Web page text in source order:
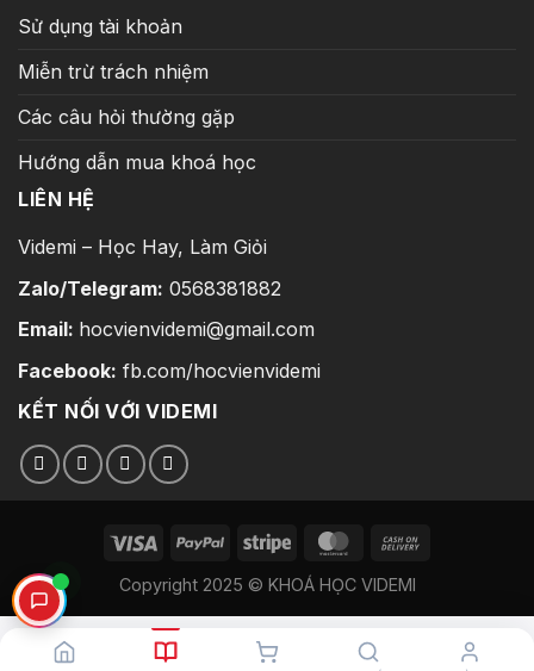
Sử dụng tài khoản
Miễn trừ trách nhiệm
Các câu hỏi thường gặp
Hướng dẫn mua khoá học
LIÊN HỆ
Videmi – Học Hay, Làm Giỏi
Zalo/Telegram: 0568381882
Email: hocvienvidemi@gmail.com
Facebook: fb.com/hocvienvidemi
KẾT NỐI VỚI VIDEMI
Copyright 2025 © KHOÁ HỌC VIDEMI